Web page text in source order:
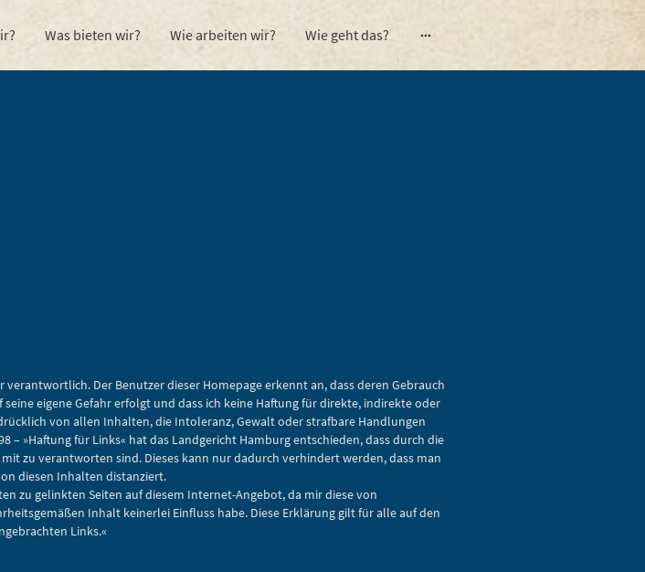
Was bieten wir? Wie arbeiten wir? Wie geht das?
Der Benutzer dieser Homepage erkennt an, dass deren Gebrauch
eigene Gefahr erfolgt und dass ich keine Haftung für direkte, indirekte oder
von allen Inhalten, die Intoleranz, Gewalt oder strafbare Handlungen
– »Haftung für Links« hat das Landgericht Hamburg entschieden, dass durch die
zu verantworten sind. Dieses kann nur dadurch verhindert werden, dass man
diesen Inhalten distanziert.
zu gelinkten Seiten auf diesem Internet-Angebot, da mir diese von
Inhalt keinerlei Einfluss habe. Diese Erklärung gilt für alle auf den
Links.«